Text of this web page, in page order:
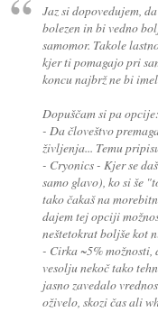
Jaz si dopovedujem,
bolezen in bi vedno
samomor. Takole
kjer ti pomagajo pri
koncu najbrž ne bi
Dopuščam si pa opcije:
- Da človeštvo
življenja... Temu
- Cryonics - Kjer se
samo glavo), ko si še
tako čakaš na
dajem tej opciji
neštetokrat boljše kot
- Cirka ~5%
vesolju nekoč tako
jasno zavedalo
oživelo, skozi čas ali